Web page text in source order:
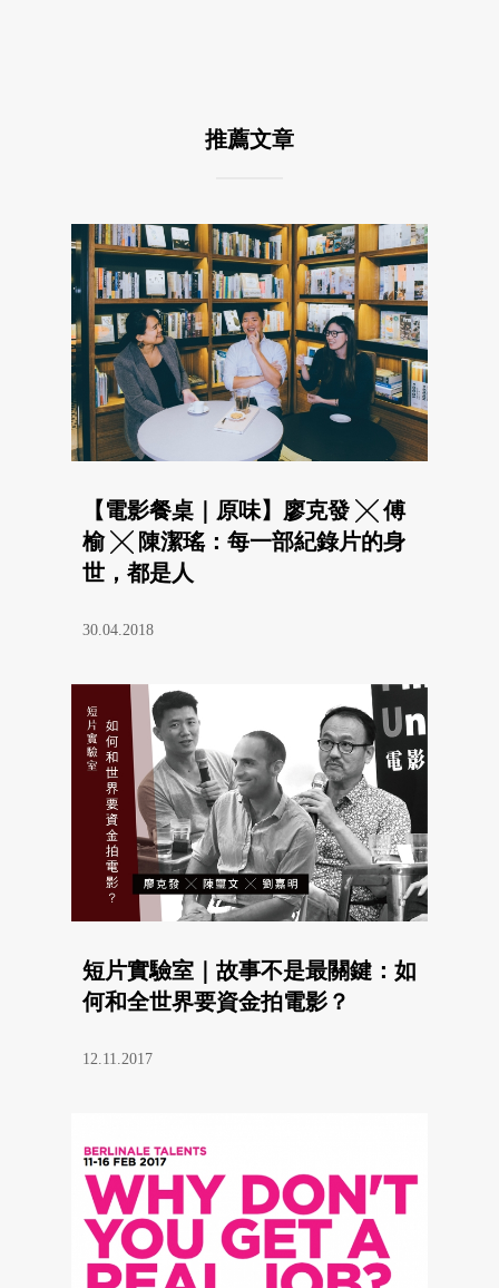
推薦文章
【電影餐桌｜原味】廖克發 ╳ 傅
榆 ╳ 陳潔瑤：每一部紀錄片的身
世，都是人
30.04.2018
短片實驗室｜故事不是最關鍵：如
何和全世界要資金拍電影？
12.11.2017